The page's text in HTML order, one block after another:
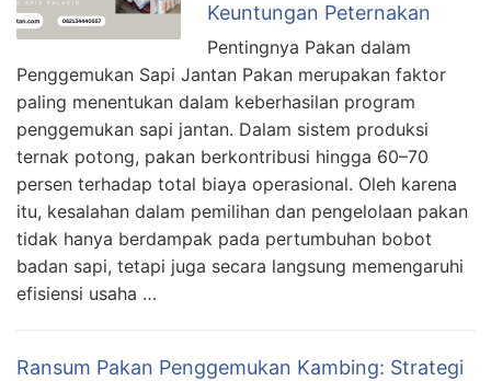
Keuntungan Peternakan
Pentingnya Pakan dalam
Penggemukan Sapi Jantan Pakan merupakan faktor
paling menentukan dalam keberhasilan program
penggemukan sapi jantan. Dalam sistem produksi
ternak potong, pakan berkontribusi hingga 60–70
persen terhadap total biaya operasional. Oleh karena
itu, kesalahan dalam pemilihan dan pengelolaan pakan
tidak hanya berdampak pada pertumbuhan bobot
badan sapi, tetapi juga secara langsung memengaruhi
efisiensi usaha …
Ransum Pakan Penggemukan Kambing: Strategi